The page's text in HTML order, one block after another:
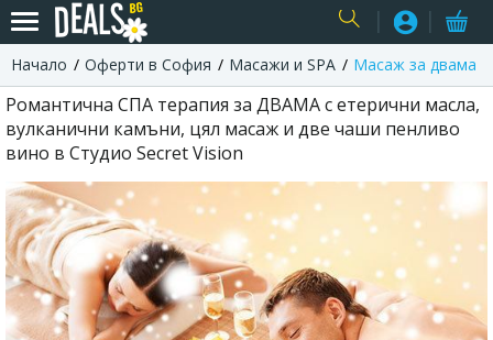
USER
Начало Оферти в София Масажи и SPA Mасаж за двама
Романтична СПА терапия за ДВАМА с етерични масла,
вулканични камъни, цял масаж и две чаши пенливо
вино в Студио Secret Vision